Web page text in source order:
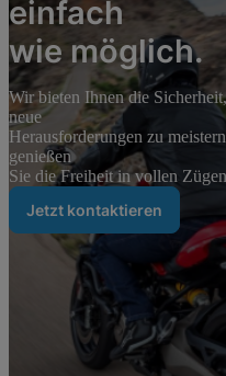
einfach
wie möglich.
Wir bieten Ihnen die
neue
Herausforderungen zu
genießen
Sie die Freiheit in vollen
Jetzt kontaktieren